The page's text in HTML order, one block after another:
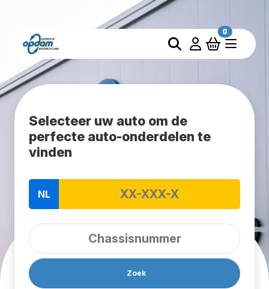
0
Selecteer uw auto om de
perfecte auto-onderdelen te
vinden
NL
Zoek